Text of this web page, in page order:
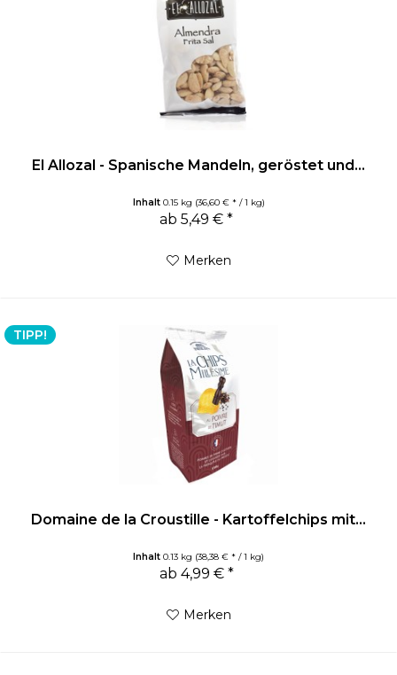
El Allozal - Spanische Mandeln, geröstet und...
Inhalt 0.15 kg (36,60 € * / 1 kg)
ab 5,49 € *
Merken
TIPP!
Domaine de la Croustille - Kartoffelchips mit...
Inhalt0.13 kg (38,38 € * / 1 kg)
ab 4,99 € *
Merken